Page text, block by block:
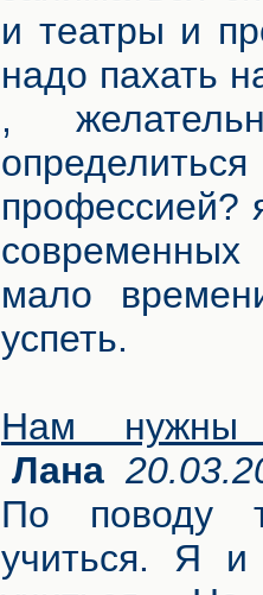
и театры и
надо пахать
,
профессией?
мало
успеть.
Нам нужны
Лана
По поводу
учиться. Я и